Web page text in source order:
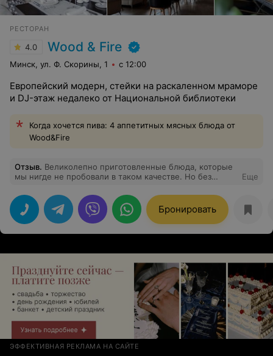
РЕСТОРАН
4.0 Wood & Fire
Минск, ул. Ф. Скорины, 1 с 12:00
Европейский модерн, стейки на раскаленном мраморе
и DJ-этаж недалеко от Национальной библиотеки
Когда хочется пива: 4 аппетитных мясных блюда от
Wood&Fire
Отзыв. Великолепно приготовленные блюда, которые
мы нигде не пробовали в таком качестве. Но без
был бы не полный сервис. Качество блюд –
бесподобное обслуживание прекрасное. Спасибо!
Еще
Бронировать
ЭФФЕКТИВНАЯ РЕКЛАМА НА САЙТЕ